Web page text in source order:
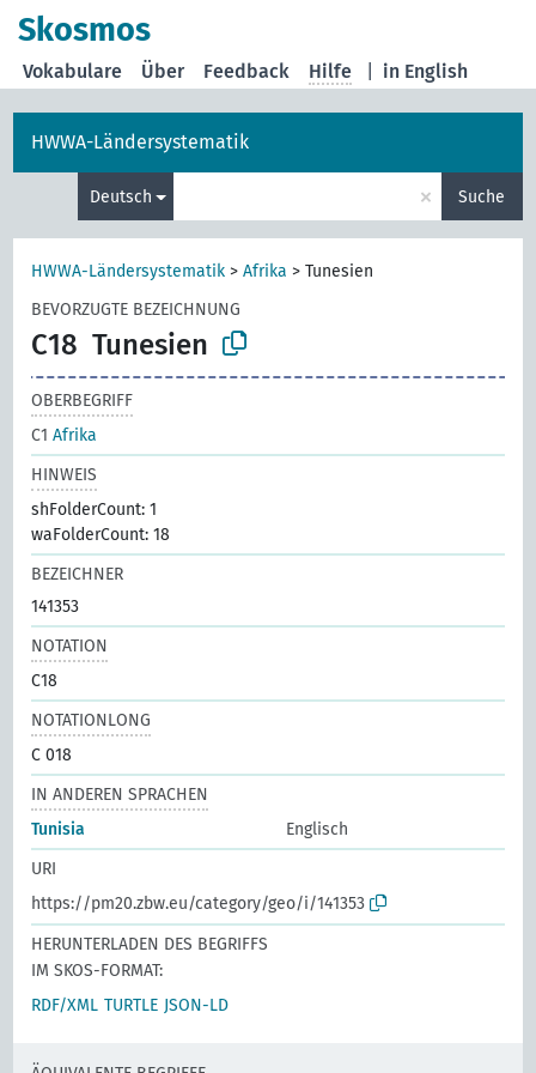
Skosmos
in English
Vokabulare Über Feedback Hilfe
HWWA-Ländersystematik
Deutsch × Suche
HWWA-Ländersystematik >Afrika >Tunesien
BEVORZUGTE BEZEICHNUNG
C18 Tunesien
OBERBEGRIFF
C1Afrika
HINWEIS
shFolderCount: 1
waFolderCount: 18
BEZEICHNER
141353
NOTATION
C18
NOTATIONLONG
C 018
IN ANDEREN SPRACHEN
Tunisia
Englisch
URI
https://pm20.zbw.eu/category/geo/i/141353
HERUNTERLADEN DES BEGRIFFS
IM SKOS-FORMAT:
RDF/XML TURTLE JSON-LD